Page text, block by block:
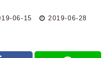
06-15
2019-06-28